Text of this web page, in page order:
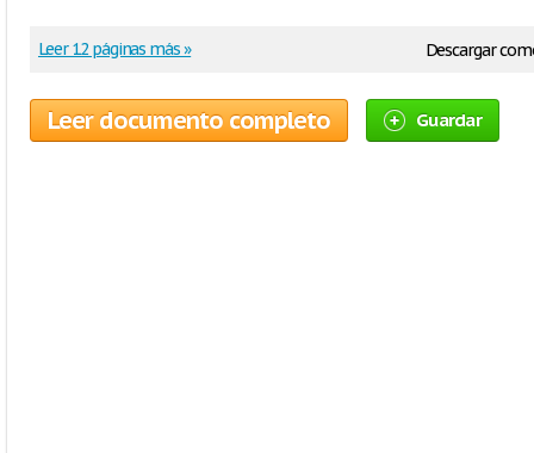
Descargar
Leer 12 páginas más »
Leer documento completo Guardar